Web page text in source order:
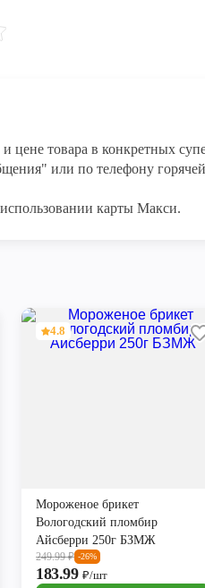
товара в конкретных
или по телефону
карты Макси.
4.8
Мороженое брикет
Вологодский пломбир
Айсберри 250г БЗМЖ
249.99₽ -26%
183.99₽/шт